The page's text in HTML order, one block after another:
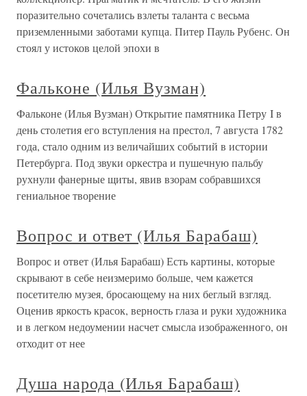
поразительно сочетались взлеты таланта с весьма
приземленными заботами купца. Питер Пауль Рубенс. Он
стоял у истоков целой эпохи в
Фальконе (Илья Вузман)
Фальконе (Илья Вузман) Открытие памятника Петру I в
день столетия его вступления на престол, 7 августа 1782
года, стало одним из величайших событий в истории
Петербурга. Под звуки оркестра и пушечную пальбу
рухнули фанерные щиты, явив взорам собравшихся
гениальное творение
Вопрос и ответ (Илья Барабаш)
Вопрос и ответ (Илья Барабаш) Есть картины, которые
скрывают в себе неизмеримо больше, чем кажется
посетителю музея, бросающему на них беглый взгляд.
Оценив яркость красок, верность глаза и руки художника
и в легком недоумении насчет смысла изображенного, он
отходит от нее
Душа народа (Илья Барабаш)